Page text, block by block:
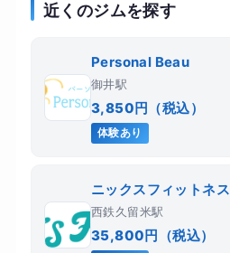
近くのジムを探す
Personal Beau
御井駅
3,850円（税込）
体験あり
ニックスフィットネス
西鉄久留米駅
35,800円（税込）